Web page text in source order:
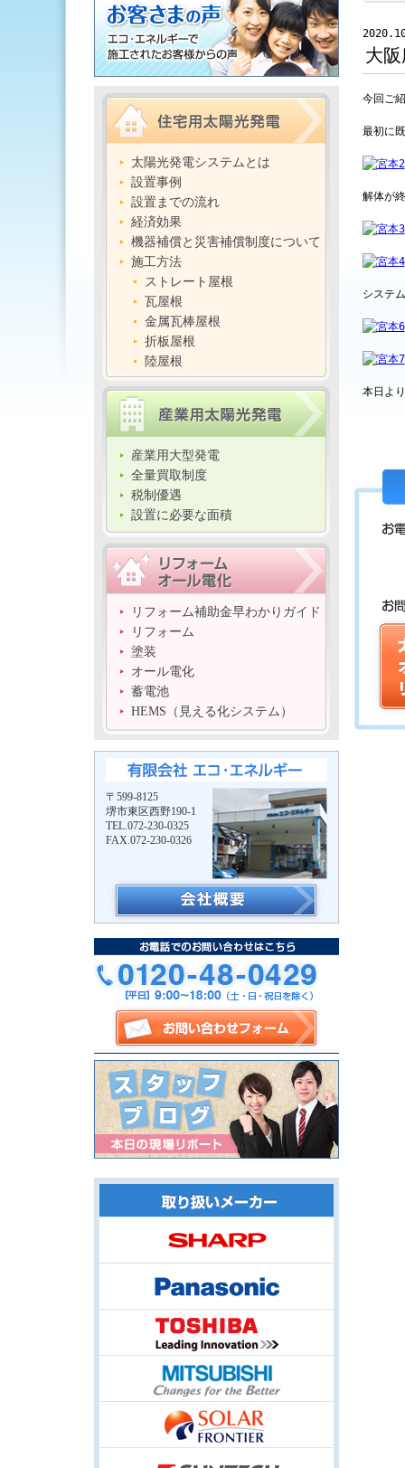
太陽光発電システムとは
設置事例
設置までの流れ
経済効果
機器補償と災害補償制度について
施工方法
ストレート屋根
瓦屋根
金属瓦棒屋根
折板屋根
陸屋根
産業用大型発電
全量買取制度
税制優遇
設置に必要な面積
リフォーム補助金早わかりガイド
リフォーム
塗装
オール電化
蓄電池
HEMS（見える化システム）
〒599-8125
堺市東区西野190-1
TEL.072-230-0325
FAX.072-230-0326
大
今回ご
最初に
解体が
システ
本日よ